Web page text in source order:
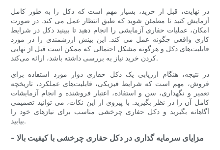
در نهایت، قبل از خرید، بسیار مهم است که دکل را به طور کامل
آزمایش کنید تا مطمئن شوید که طبق انتظار عمل می کند. در صورت
امکان، عملیات حفاری آزمایشی را انجام دهید تا ببینید دکل در شرایط
کاری واقعی چگونه عمل می کند. این بینش ارزشمندی را در مورد
قابلیت‌های دکل و هرگونه مشکل احتمالی که ممکن است قبل از نهایی
کردن خرید نیاز به بررسی داشته باشد، ارائه می‌کند.
در نتیجه، هنگام ارزیابی یک دکل حفاری دوار مورد استفاده برای
فروش، مهم است که شرایط فیزیکی، قابلیت‌های عملکرد، تاریخچه
تعمیر و نگهداری، سن و استفاده، اعتبار فروشنده و انجام آزمایشات
کامل آن را در نظر بگیرید. با پیروی از این نکات، می توانید تصمیمی
آگاهانه بگیرید و دکل حفاری چرخشی مناسب برای نیازهای خود را
بیابید.
- مزایای سرمایه گذاری در دکل حفاری چرخشی با کیفیت بالا